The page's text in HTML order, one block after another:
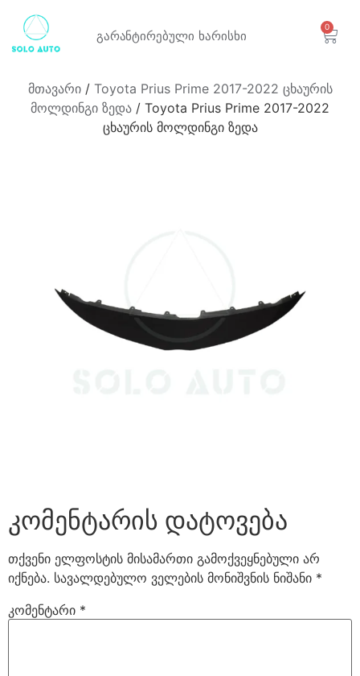
გარანტირებული ხარისხი
0
მთავარი/ Toyota Prius Prime 2017-2022 ცხაურის
მოლდინგი ზედა / Toyota Prius Prime 2017-2022
ცხაურის მოლდინგი ზედა
კომენტარის დატოვება
თქვენი ელფოსტის მისამართი გამოქვეყნებული არ
იქნება. სავალდებულო ველების მონიშვნის ნიშანი *
კომენტარი *